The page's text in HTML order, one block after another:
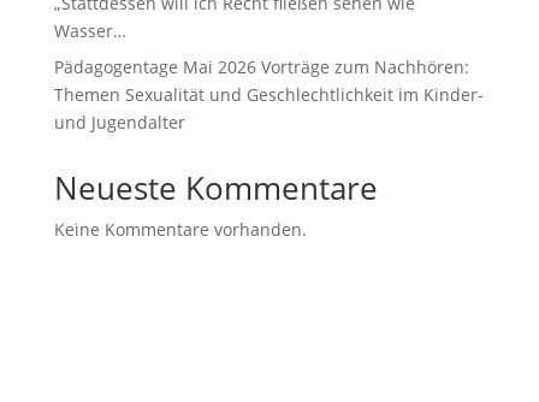
Wasser…
Pädagogentage Mai 2026 Vorträge zum Nachhören:
Themen Sexualität und Geschlechtlichkeit im Kinder-
und Jugendalter
Neueste Kommentare
Keine Kommentare vorhanden.